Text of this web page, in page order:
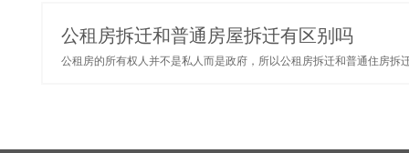
公租房拆迁和普通房屋拆迁有区别吗
公租房的所有权人并不是私人而是政府，所以公租房拆迁和普通住房拆